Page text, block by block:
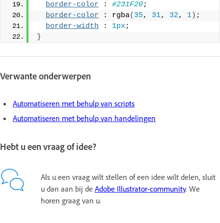
border-color : #231F20;
border-color : rgba( 35, 31, 32, 1) ;
border-width : 1px ;
}
Verwante onderwerpen
Automatiseren met behulp van scripts
Automatiseren met behulp van handelingen
Hebt u een vraag of idee?
Als u een vraag wilt stellen of een idee wilt delen, sluit
u dan aan bij de Adobe Illustrator-community. We
horen graag van u.